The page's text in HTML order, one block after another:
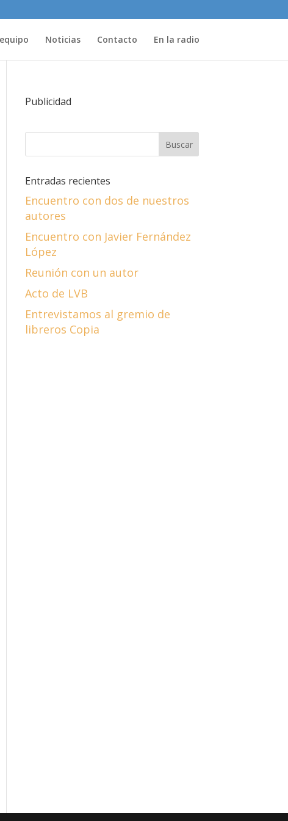
Noticias Contacto En la radio
Publicidad
Entradas recientes
Encuentro con dos de nuestros
autores
Encuentro con Javier Fernández
López
Reunión con un autor
Acto de LVB
Entrevistamos al gremio de
libreros Copia